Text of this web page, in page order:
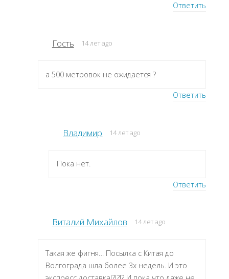
Ответить
Гость 14 лет ago
а 500 метровок не ожидается ?
Ответить
Владимир 14 лет ago
Пока нет.
Ответить
Виталий Михайлов 14 лет ago
Такая же фигня… Посылка с Китая до
Волгограда шла более 3х недель. И это